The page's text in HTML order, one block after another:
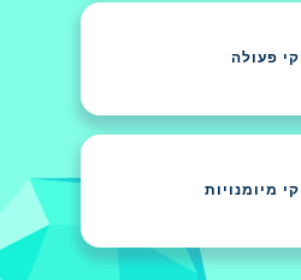
פעולה
מיומנויות